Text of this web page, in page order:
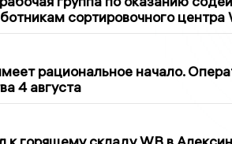
сортировочного центра
рациональное начало.
4 августа